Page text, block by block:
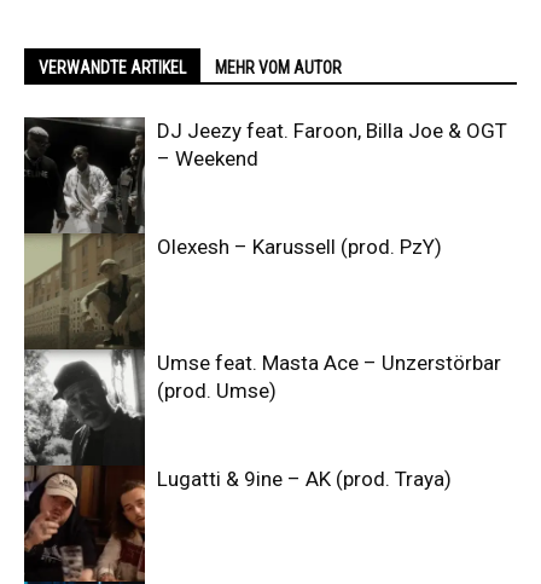
VERWANDTE ARTIKEL MEHR VOM AUTOR
DJ Jeezy feat. Faroon, Billa Joe & OGT
– Weekend
Olexesh – Karussell (prod. PzY)
Umse feat. Masta Ace – Unzerstörbar
(prod. Umse)
Lugatti & 9ine – AK (prod. Traya)